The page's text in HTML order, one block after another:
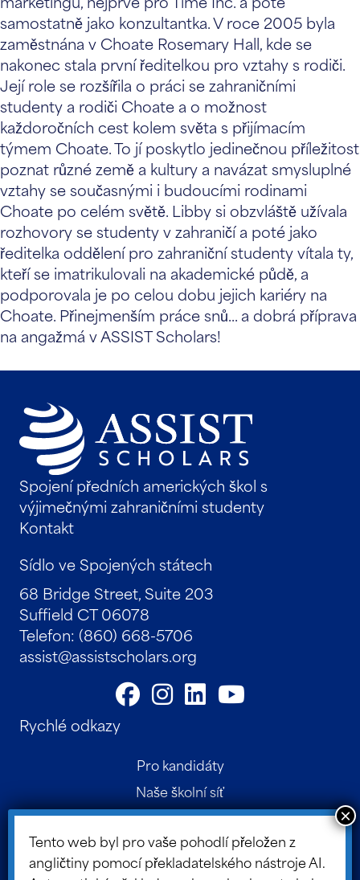
samostatně jako konzultantka. V roce 2005 byla
zaměstnána v Choate Rosemary Hall, kde se
nakonec stala první ředitelkou pro vztahy s rodiči.
Její role se rozšířila o práci se zahraničními
studenty a rodiči Choate a o možnost
každoročních cest kolem světa s přijímacím
týmem Choate. To jí poskytlo jedinečnou příležitost
poznat různé země a kultury a navázat smysluplné
vztahy se současnými i budoucími rodinami
Choate po celém světě. Libby si obzvláště užívala
rozhovory se studenty v zahraničí a poté jako
ředitelka oddělení pro zahraniční studenty vítala ty,
kteří se imatrikulovali na akademické půdě, a
podporovala je po celou dobu jejich kariéry na
Choate. Přinejmenším práce snů... a dobrá příprava
na angažmá v ASSIST Scholars!
Spojení předních amerických škol s
výjimečnými zahraničními studenty
Kontakt
Sídlo ve Spojených státech
68 Bridge Street, Suite 203
Suffield CT 06078
Telefon: (860) 668-5706
assist@assistscholars.org
Rychlé odkazy
Pro kandidáty
Naše školní síť
Kontakt
Rodičovský portál
Portál představenstva
Tento web byl pro vaše pohodlí přeložen z
angličtiny pomocí překladatelského nástroje AI.